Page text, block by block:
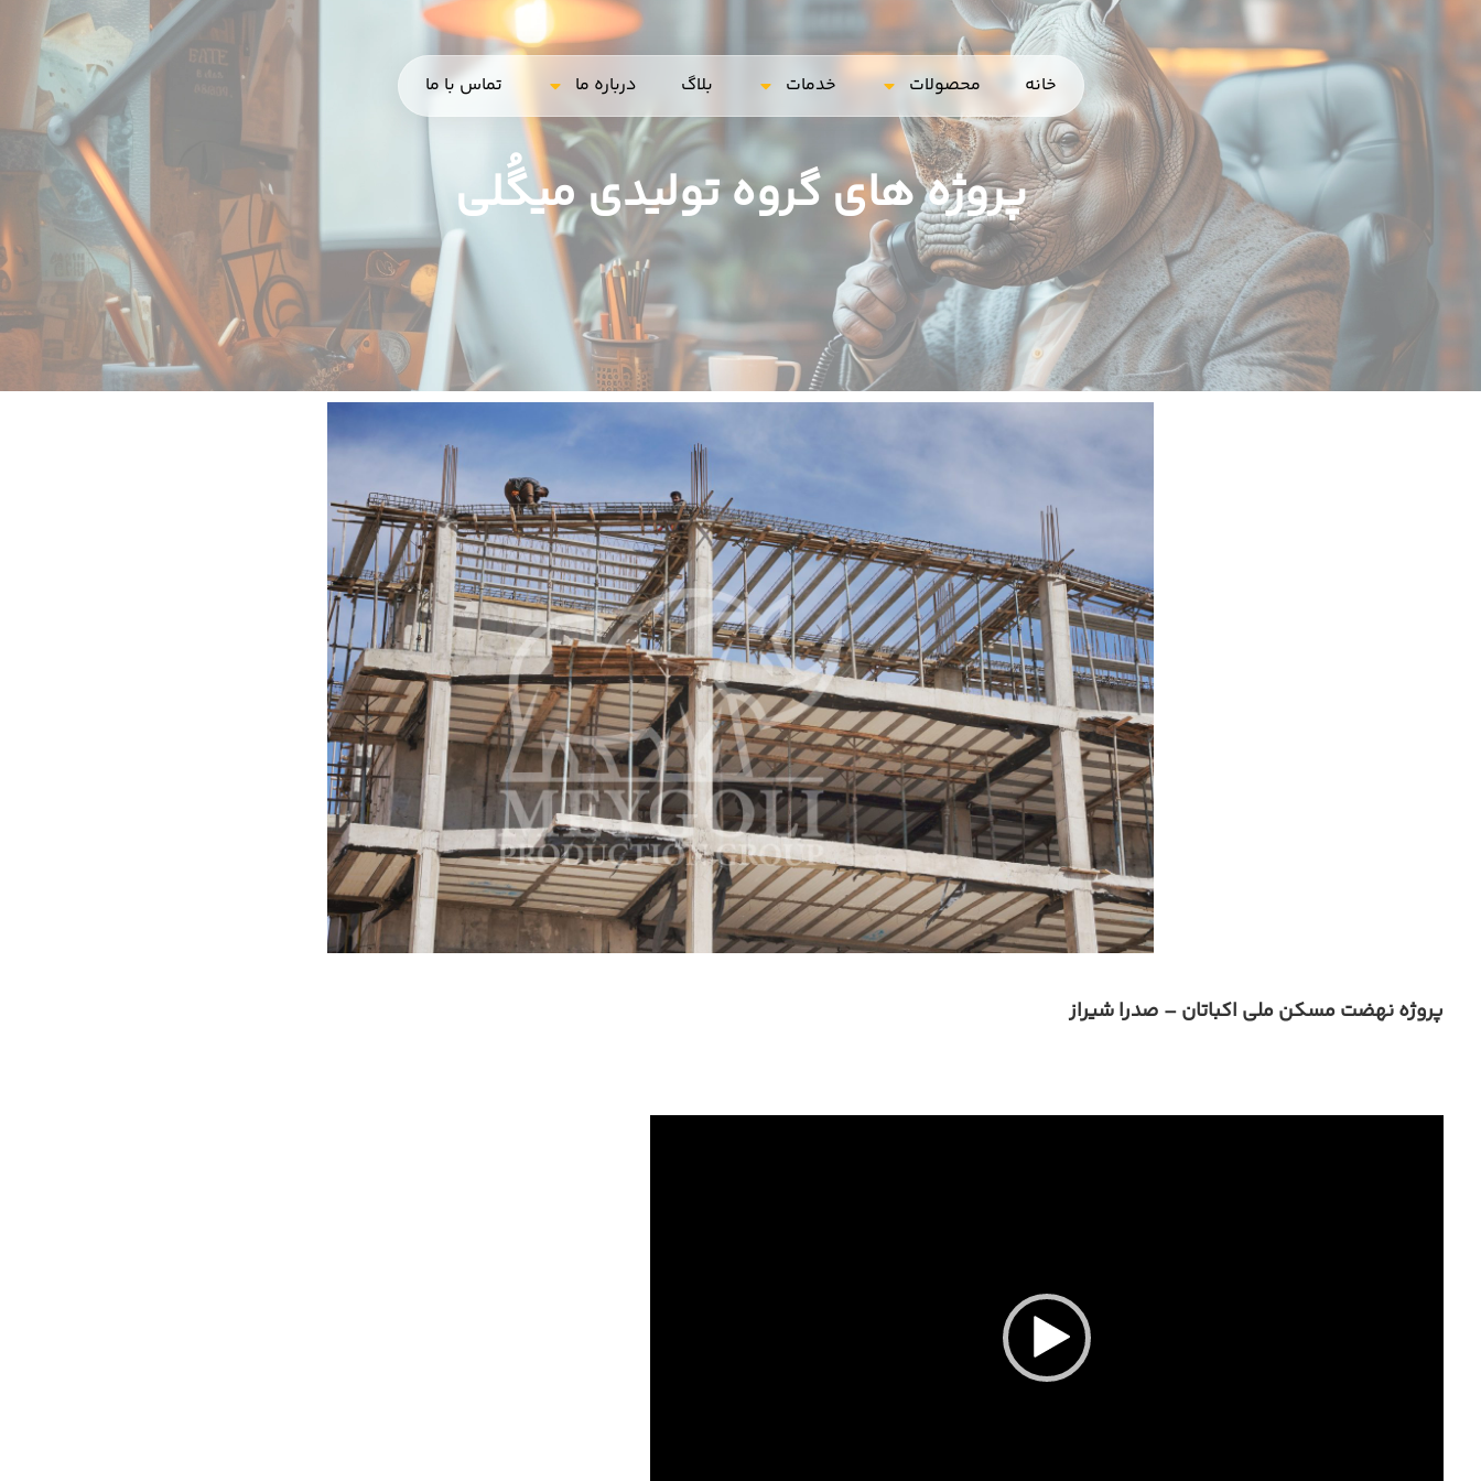
خانه محصولات خدمات بلاگ درباره ما تماس با ما
پروژه های گروه تولیدی میگُلی
پروژه نهضت مسکن ملی اکباتان – صدرا شیراز